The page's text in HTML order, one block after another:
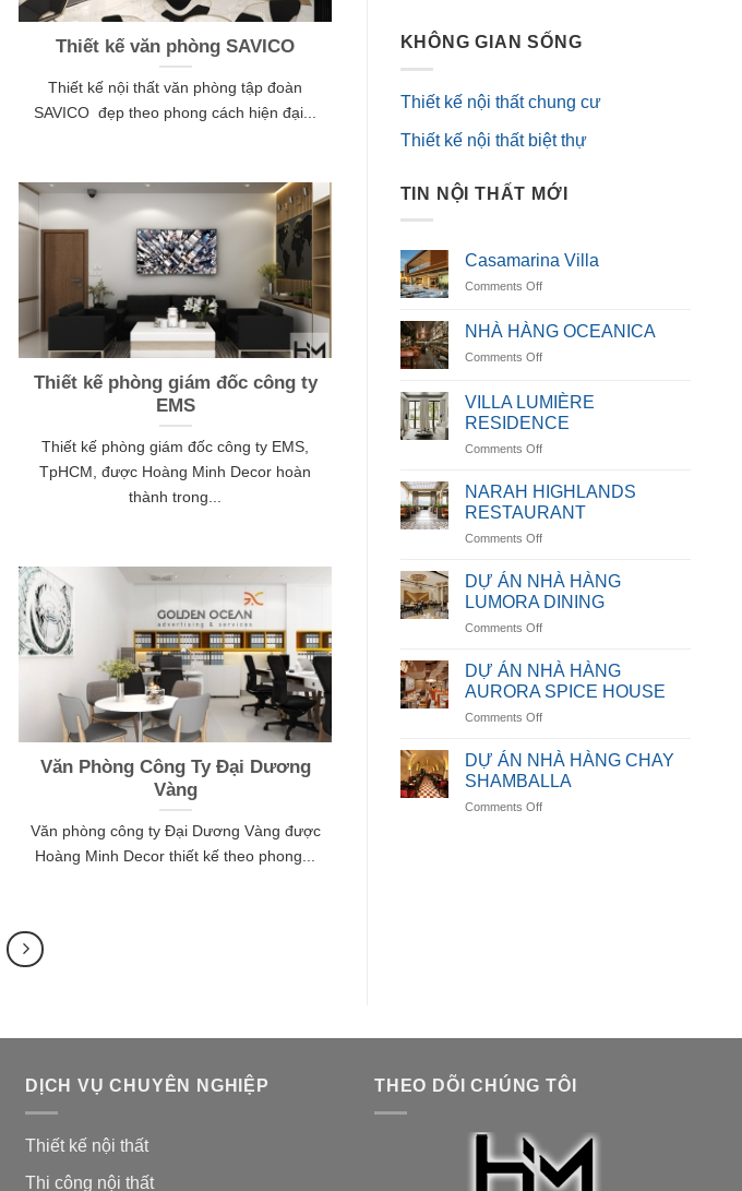
Thiết kế văn phòng SAVICO
Thiết kế nội thất văn phòng tập đoàn
SAVICO đẹp theo phong cách hiện đại...
Thiết kế phòng giám đốc công ty
EMS
Thiết kế phòng giám đốc công ty EMS,
TpHCM, được Hoàng Minh Decor hoàn
thành trong...
Văn Phòng Công Ty Đại Dương
Vàng
Văn phòng công ty Đại Dương Vàng được
Hoàng Minh Decor thiết kế theo phong...
KHÔNG GIAN SỐNG
Thiết kế nội thất chung cư
Thiết kế nội thất biệt thự
TIN NỘI THẤT MỚI
Casamarina Villa
Comments Offon
Villa
NHÀ HÀNG OCEANICA
Comments Offon
HÀNG
OCEANICA
VILLA LUMIÈRE
RESIDENCE
Comments Offon
LUMIÈRE
RESIDENCE
NARAH HIGHLANDS
RESTAURANT
Comments Offon
HIGHLANDS
RESTAURANT
DỰ ÁN NHÀ HÀNG
LUMORA DINING
Comments Offon
ÁN
NHÀ
HÀNG
LUMORA
DỰ ÁN NHÀ HÀNG
AURORA SPICE HOUSE
Comments Offon
ÁN
NHÀ
HÀNG
AURORA
DỰ ÁN NHÀ HÀNG CHAY
SHAMBALLA
Comments Offon
DỊCH VỤ CHUYÊN NGHIỆP
Thiết kế nội thất
Thi công nội thất
THEO DÕI CHÚNG TÔI